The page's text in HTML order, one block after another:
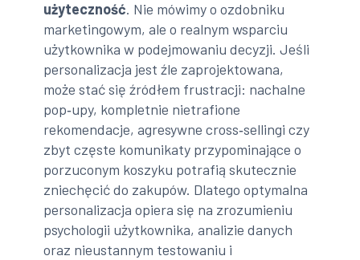
użyteczność. Nie mówimy o ozdobniku
marketingowym, ale o realnym wsparciu
użytkownika w podejmowaniu decyzji. Jeśli
personalizacja jest źle zaprojektowana,
może stać się źródłem frustracji: nachalne
pop‑upy, kompletnie nietrafione
rekomendacje, agresywne cross‑sellingi czy
zbyt częste komunikaty przypominające o
porzuconym koszyku potrafią skutecznie
zniechęcić do zakupów. Dlatego optymalna
personalizacja opiera się na zrozumieniu
psychologii użytkownika, analizie danych
oraz nieustannym testowaniu i